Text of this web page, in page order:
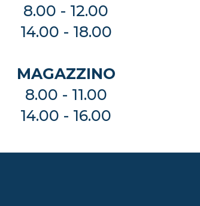
8.00 - 12.00
14.00 - 18.00
MAGAZZINO
8.00 - 11.00
14.00 - 16.00